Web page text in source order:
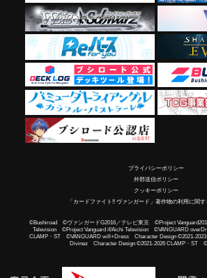
プライバシーポリシー
外部送信ポリシー
クッキーポリシー
「カードファイト!! ヴァンガード」著作物の利用に関
©Bushiroad ©ヴァンガードG2016／テレビ東京 ©Project
Television ©Project Vanguard if/Aichi Television ©VANGUARD
CLAMP・ST ©VANGUARD will+Dress Character Design ©2021-
Divinez Character Design ©2021-2026 CLAMP・ST ©